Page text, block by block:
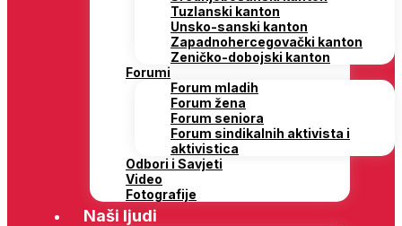
Tuzlanski kanton
Unsko-sanski kanton
Zapadnohercegovački kanton
Zeničko-dobojski kanton
Forumi
Forum mladih
Forum žena
Forum seniora
Forum sindikalnih aktivista i
aktivistica
Odbori i Savjeti
Video
Fotografije
Naši ljudi